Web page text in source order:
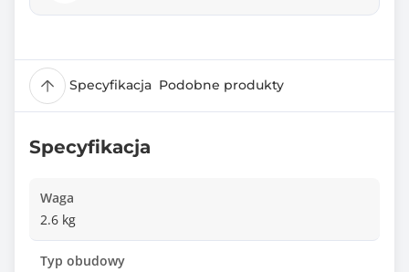
Specyfikacja Podobne produkty
Specyfikacja
Waga
2.6 kg
Typ obudowy